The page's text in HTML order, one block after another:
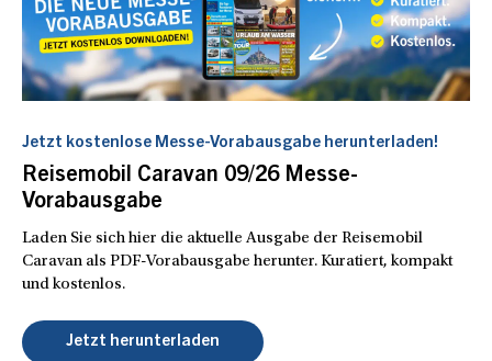
Jetzt kostenlose Messe-Vorabausgabe herunterladen!
Reisemobil Caravan 09/26 Messe-
Vorabausgabe
Laden Sie sich hier die aktuelle Ausgabe der Reisemobil
Caravan als PDF-Vorabausgabe herunter. Kuratiert, kompakt
und kostenlos.
Jetzt herunterladen